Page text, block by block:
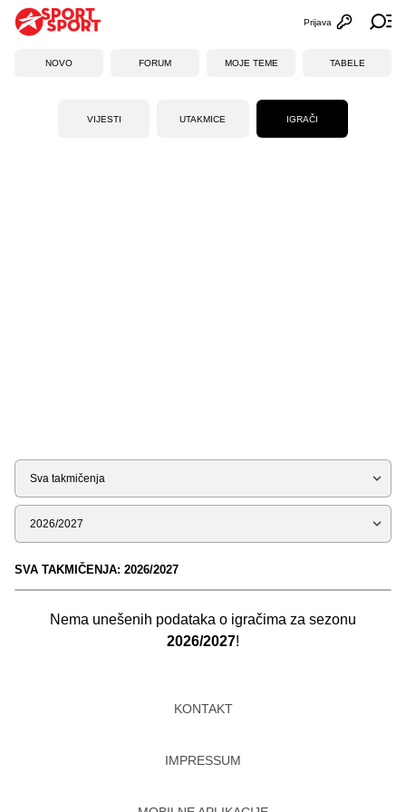
Otvori
Prijava
NOVO FORUM MOJE TEME TABELE
VIJESTI UTAKMICE IGRAČI
Tip
Sezona
SVA TAKMIČENJA: 2026/2027
Nema unešenih podataka o igračima za sezonu
2026/2027!
KONTAKT
IMPRESSUM